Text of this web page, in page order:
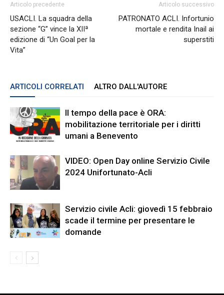
Articolo precedente
USACLI. La squadra della
sezione “G” vince la XIIª
edizione di “Un Goal per la
Vita”
Articolo successivo
PATRONATO ACLI. Infortunio
mortale e rendita Inail ai
superstiti
ARTICOLI CORRELATI ALTRO DALL'AUTORE
Il tempo della pace è ORA:
mobilitazione territoriale per i diritti
umani a Benevento
VIDEO: Open Day online Servizio Civile
2024 Unifortunato-Acli
Servizio civile Acli: giovedì 15 febbraio
scade il termine per presentare le
domande